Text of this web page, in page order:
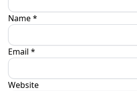
Name*
Email *
Website